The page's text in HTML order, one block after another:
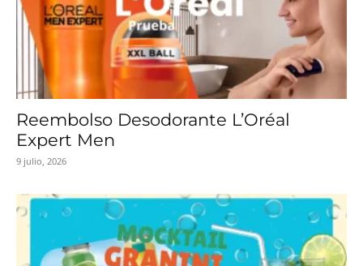
Reembolso Desodorante L’Oréal
Expert Men
9 julio, 2026